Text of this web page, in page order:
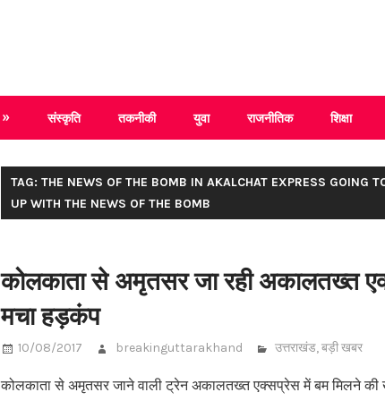
संस्कृति तकनीकी युवा राजनीतिक शिक्षा
TAG: THE NEWS OF THE BOMB IN AKALCHAT EXPRESS GOING
UP WITH THE NEWS OF THE BOMB
कोलकाता से अमृतसर जा रही अकालतख्त
मचा हड़कंप
10/08/2017 breakinguttarakhand उत्तराखंड,बड़ी खबर
कोलकाता से अमृतसर जाने वाली ट्रेन अकालतख्त एक्सप्रेस में बम मिलने